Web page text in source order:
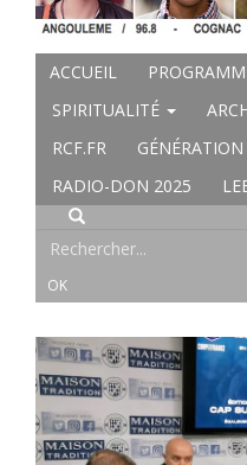
ACCUEIL
SPIRITUALITÉ
RCF.FR
GÉNÉRATION
RADIO-DON 2025